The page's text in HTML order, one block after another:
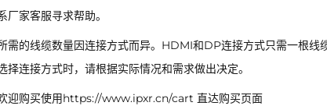
家客服寻求帮助。
需的线缆数量因连接方式而异。HDMI和DP连接方式只需一根
连接方式时，请根据实际情况和需求做出决定。
迎购买使用https://www.ipxr.cn/cart 直达购买页面